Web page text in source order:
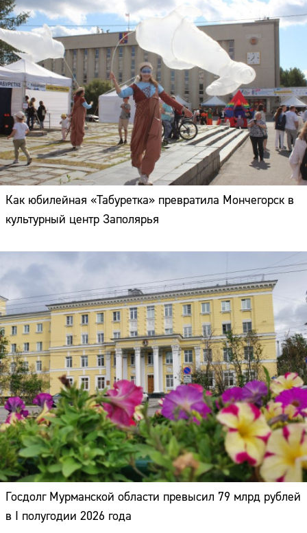
Как юбилейная «Табуретка» превратила Мончегорск в
культурный центр Заполярья
Госдолг Мурманской области превысил 79 млрд рублей
в I полугодии 2026 года